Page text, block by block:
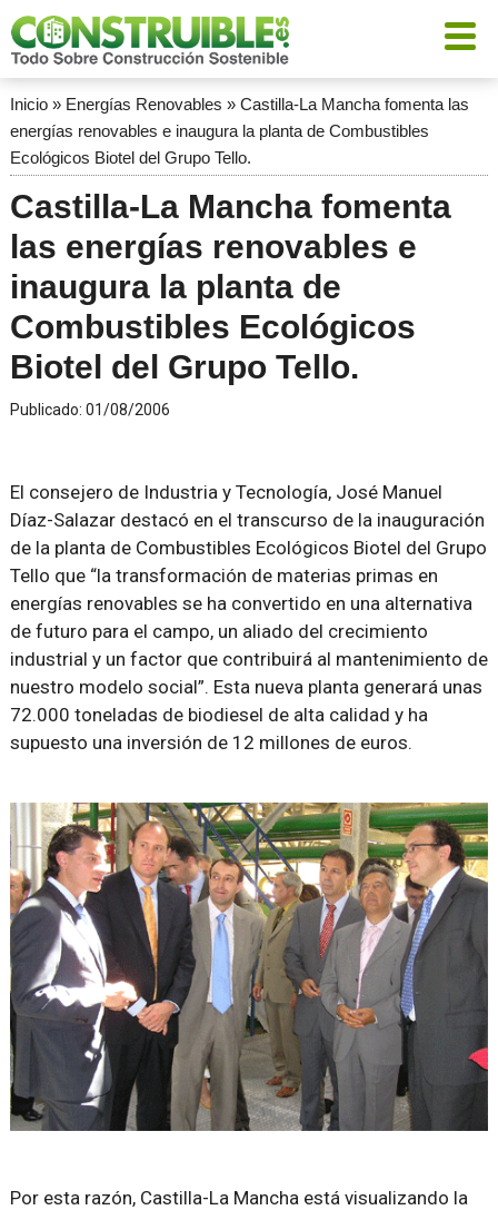
Inicio» Energías Renovables » Castilla-La Mancha fomenta las
energías renovables e inaugura la planta de Combustibles
Ecológicos Biotel del Grupo Tello.
Castilla-La Mancha fomenta
las energías renovables e
inaugura la planta de
Combustibles Ecológicos
Biotel del Grupo Tello.
Publicado: 01/08/2006
El consejero de Industria y Tecnología, José Manuel
Díaz-Salazar destacó en el transcurso de la inauguración
de la planta de Combustibles Ecológicos Biotel del Grupo
Tello que “la transformación de materias primas en
energías renovables se ha convertido en una alternativa
de futuro para el campo, un aliado del crecimiento
industrial y un factor que contribuirá al mantenimiento de
nuestro modelo social”. Esta nueva planta generará unas
72.000 toneladas de biodiesel de alta calidad y ha
supuesto una inversión de 12 millones de euros.
Por esta razón, Castilla-La Mancha está visualizando la